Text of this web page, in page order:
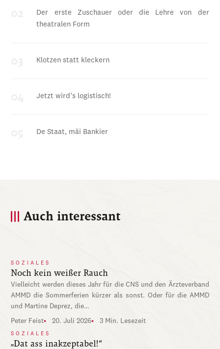
Der erste Zuschauer oder die Lehre von der
theatralen Form
Klotzen statt kleckern
Jetzt wird’s logistisch!
De Staat, mäi Bankier
Auch interessant
SOZIALES
Noch kein weißer Rauch
Vielleicht werden dieses Jahr für die CNS und den Ärzteverband
AMMD die Sommerferien kürzer als sonst. Oder für die AMMD
und Martine Deprez, die…
Peter Feist 20. Juli 2026 3 Min. Lesezeit
SOZIALES
„Dat ass inakzeptabel!“